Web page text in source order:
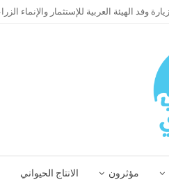
مؤثرون الانتاج الحيواني